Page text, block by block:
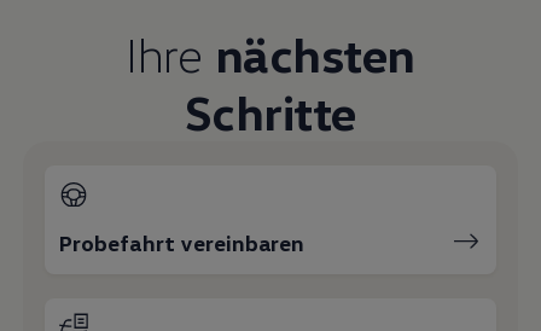
Ihre nächsten
Schritte
Probefahrt vereinbaren